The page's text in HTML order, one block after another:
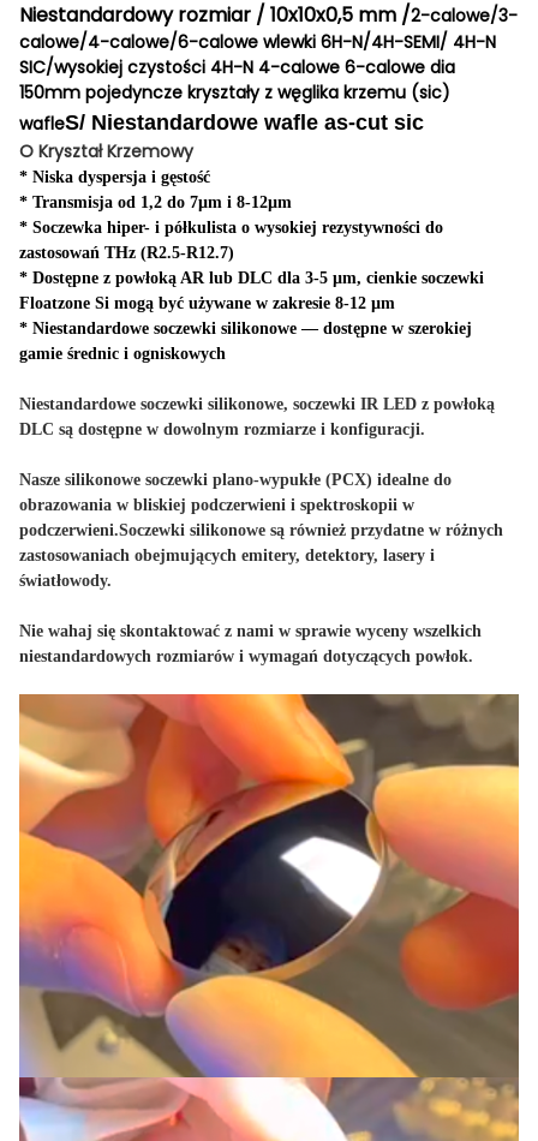
Niestandardowy rozmiar / 10x10x0,5 mm /2-calowe/3-
calowe/4-calowe/6-calowe wlewki 6H-N/4H-SEMI/ 4H-N
SIC/wysokiej czystości 4H-N 4-calowe 6-calowe dia
150mm pojedyncze kryształy z węglika krzemu (sic)
wafleS/ Niestandardowe wafle as-cut sic
O Kryształ Krzemowy
* Niska dyspersja i gęstość
* Transmisja od 1,2 do 7µm i 8-12µm
* Soczewka hiper- i półkulista o wysokiej rezystywności do
zastosowań THz (R2.5-R12.7)
* Dostępne z powłoką AR lub DLC dla 3-5 µm, cienkie soczewki
Floatzone Si mogą być używane w zakresie 8-12 µm
* Niestandardowe soczewki silikonowe — dostępne w szerokiej
gamie średnic i ogniskowych
Niestandardowe soczewki silikonowe, soczewki IR LED z powłoką
DLC są dostępne w dowolnym rozmiarze i konfiguracji.
Nasze silikonowe soczewki plano-wypukłe (PCX) idealne do
obrazowania w bliskiej podczerwieni i spektroskopii w
podczerwieni.Soczewki silikonowe są również przydatne w różnych
zastosowaniach obejmujących emitery, detektory, lasery i
światłowody.
Nie wahaj się skontaktować z nami w sprawie wyceny wszelkich
niestandardowych rozmiarów i wymagań dotyczących powłok.